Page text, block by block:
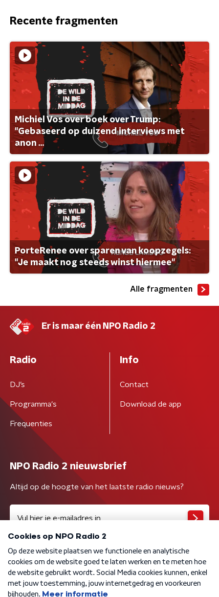
Recente fragmenten
Michiel Vos over boek over Trump:
"Gebaseerd op duizend interviews met
anon ...
PorteRenee over sparen van koopzegels:
"Je maakt nog steeds winst hiermee"
Alle fragmenten
Er is maar één NPO Radio 2
Radio
DJ’s
Programma's
Frequenties
Info
Contact
Download de app
NPO Radio 2 nieuwsbrief
Altijd op de hoogte van het laatste radio nieuws?
Algemene voorwaarden